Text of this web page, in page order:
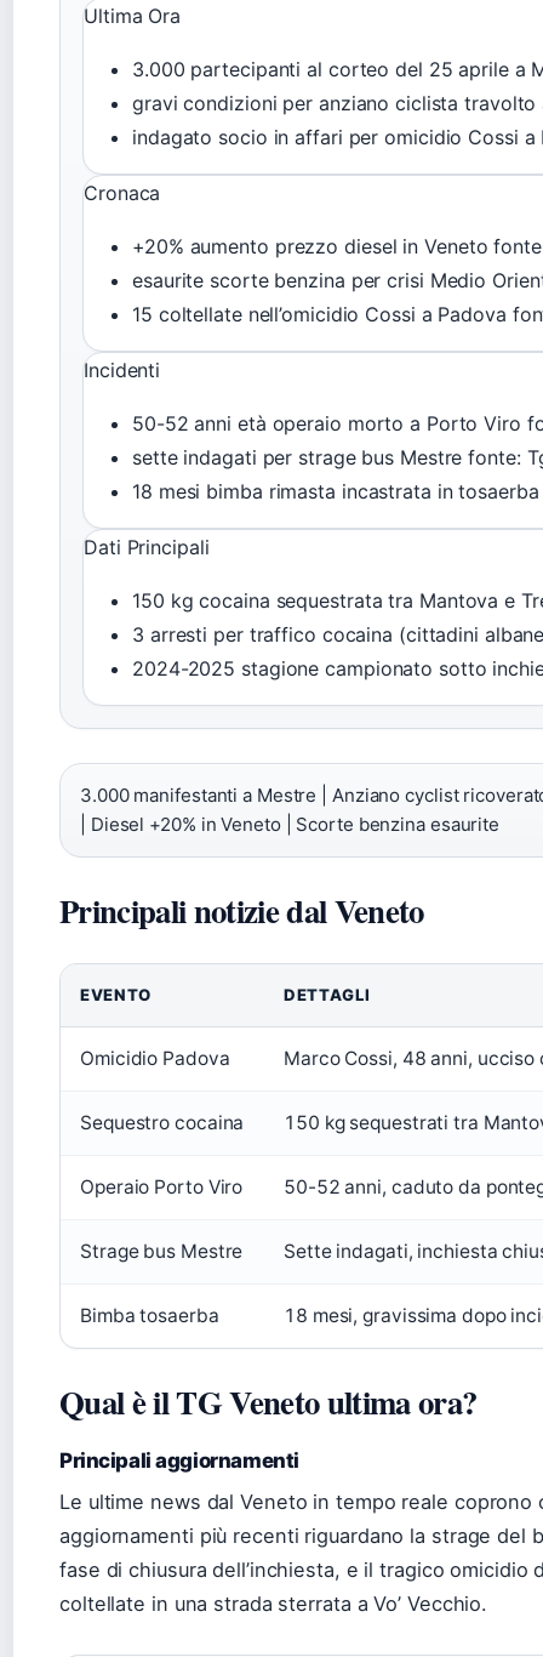
Ultima Ora
3.000 partecipanti al corteo del 25 aprile a
gravi condizioni per anziano ciclista
indagato socio in affari per omicidio Cossi
Cronaca
+20% aumento prezzo diesel in Veneto
esaurite scorte benzina per crisi Medio
15 coltellate nell’omicidio Cossi a Padova
Incidenti
50-52 anni età operaio morto a Porto Viro
setteindagati per strage bus Mestrefonte:
18 mesi bimba rimasta incastrata in
Dati Principali
150 kg cocaina sequestrata tra Mantova e
3 arresti per traffico cocaina (cittadini
2024-2025 stagione campionato sotto
3.000 manifestanti a Mestre | Anziano cyclist
| Diesel +20% in Veneto | Scorte benzina esaurite
Principali notizie dal Veneto
EVENTO DETTAGLI
Omicidio Padova Marco Cossi, 48 anni, ucciso
Sequestro cocaina 150 kg sequestrati tra
Operaio Porto Viro 50-52 anni, caduto da
Strage bus Mestre Sette indagati, inchiesta
Bimba tosaerba 18 mesi, gravissima dopo
Qual è il TG Veneto ultima ora?
Principali aggiornamenti
Le ultime news dal Veneto in tempo reale
aggiornamenti più recenti riguardano la strage del
fase di chiusura dell’inchiesta, e il tragico omicidio
coltellate in una strada sterrata a Vo’ Vecchio.